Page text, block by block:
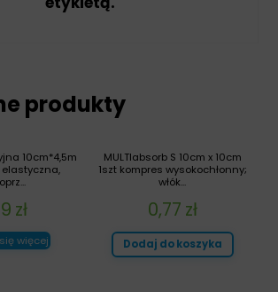
produkty
MULTIabsorb S 10cm x 10cm
1szt kompres wysokochłonny;
włók...
0,77 zł
Dodaj do koszyka
10cm*4,5m
elastyczna,
zł
więcej